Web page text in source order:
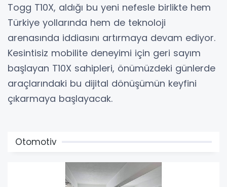
Togg T10X, aldığı bu yeni nefesle birlikte hem
Türkiye yollarında hem de teknoloji
arenasında iddiasını artırmaya devam ediyor.
Kesintisiz mobilite deneyimi için geri sayım
başlayan T10X sahipleri, önümüzdeki günlerde
araçlarındaki bu dijital dönüşümün keyfini
çıkarmaya başlayacak.
Otomotiv